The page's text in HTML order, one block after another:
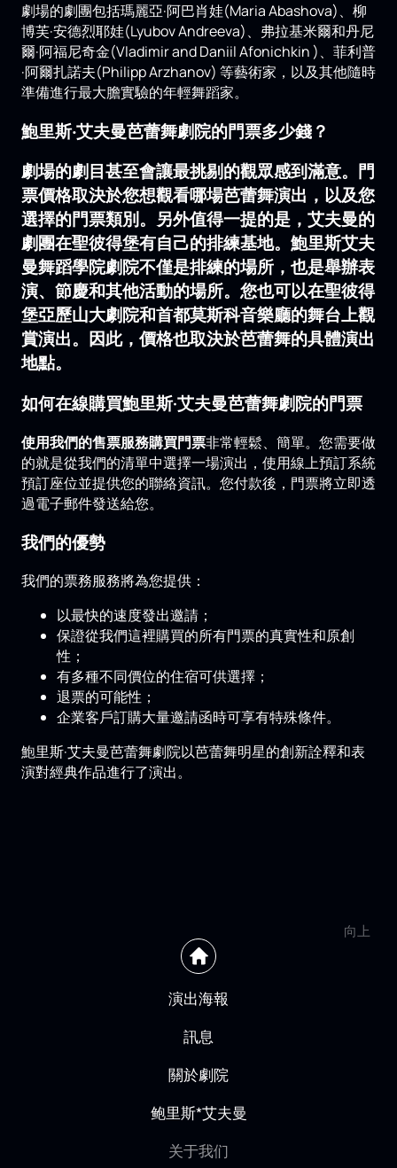
劇場的劇團包括瑪麗亞·阿巴肖娃(Maria Abashova)、柳
博芙·安德烈耶娃(Lyubov Andreeva)、弗拉基米爾和丹尼
爾·阿福尼奇金(Vladimir and Daniil Afonichkin )、菲利普
·阿爾扎諾夫(Philipp Arzhanov) 等藝術家，以及其他隨時
準備進行最大膽實驗的年輕舞蹈家。
鮑里斯‧艾夫曼芭蕾舞劇院的門票多少錢？
劇場的劇目甚至會讓最挑剔的觀眾感到滿意。門
票價格取決於您想觀看哪場芭蕾舞演出，以及您
選擇的門票類別。另外值得一提的是，艾夫曼的
劇團在聖彼得堡有自己的排練基地。鮑里斯艾夫
曼舞蹈學院劇院不僅是排練的場所，也是舉辦表
演、節慶和其他活動的場所。您也可以在聖彼得
堡亞歷山大劇院和首都莫斯科音樂廳的舞台上觀
賞演出。因此，價格也取決於芭蕾舞的具體演出
地點。
如何在線購買鮑里斯·艾夫曼芭蕾舞劇院的門票
使用我們的售票服務購買門票非常輕鬆、簡單。您需要做
的就是從我們的清單中選擇一場演出，使用線上預訂系統
預訂座位並提供您的聯絡資訊。您付款後，門票將立即透
過電子郵件發送給您。
我們的優勢
我們的票務服務將為您提供：
以最快的速度發出邀請；
保證從我們這裡購買的所有門票的真實性和原創
性；
有多種不同價位的住宿可供選擇；
退票的可能性；
企業客戶訂購大量邀請函時可享有特殊條件。
鮑里斯·艾夫曼芭蕾舞劇院以芭蕾舞明星的創新詮釋和表
演對經典作品進行了演出。
向上
演出海報
訊息
關於劇院
鲍里斯*艾夫曼
关于我们